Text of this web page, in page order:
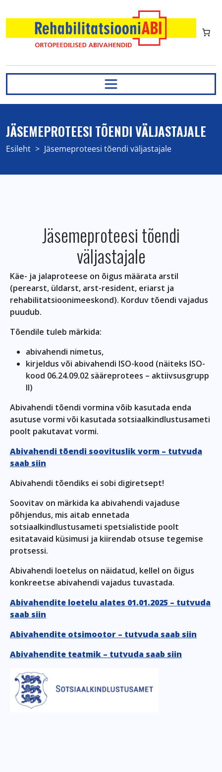
JÄSEMEPROTEESI TÕENDI VÄLJASTAJALE
Esileht > Jäsemeproteesi tõendi väljastajale
Jäsemeproteesi tõendi
väljastajale
Käe- ja jalaproteese on õigus määrata arstil
(perearst, üldarst, arst-resident, eriarst ja
rehabilitatsioonimeeskond). Korduv tõendi vajadus
puudub.
Tõendile tuleb märkida:
abivahendi nimetus,
kirjeldus või abivahendi ISO-kood (näiteks ISO-
kood 06.24.09.02 sääreprotees – aktiivsusgrupp
II)
Abivahendi tõendi vormina võib kasutada enda
asutuse vormi või kasutada sotsiaalkindlustusameti
poolt pakutavat vormi.
Abivahendi tõendi soovituslik vorm – tutvuda
saab siin
Abivahendi tõendiks ei sobi digiretsept!
Soovitav on märkida ka abivahendi vajaduse
põhjendus, mis aitab ennetada
sotsiaalkindlustusameti spetsialistide poolt
esitatavaid küsimusi ja kiirendab otsuse tegemise
protsessi.
Abivahendi loetelus on näidatud, kellel on õigus
konkreetse abivahendi vajadus tuvastada.
Abivahendite loetelu alates 01.01.2025 – tutvuda
saab siin
Abivahendite otsimootor – tutvuda saab siin
Abivahendite teatmik – tutvuda saab siin